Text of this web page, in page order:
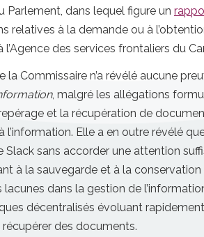
Parlement, dans lequel figure un
relatives à la demande ou à
l’Agence des services frontaliers du
la Commissaire n’a révélé aucune
, malgré les allégations
et la récupération de
l’information. Elle a en outre révélé
sans accorder une attention
à la sauvegarde et à la
dans la gestion de
décentralisés évoluant
des documents.